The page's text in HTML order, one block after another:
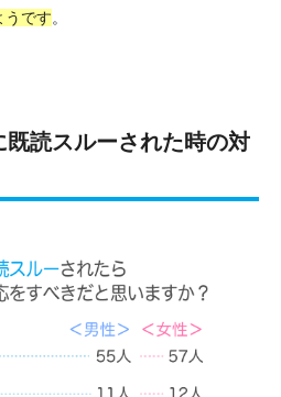
うです。
読スルーされた時の対